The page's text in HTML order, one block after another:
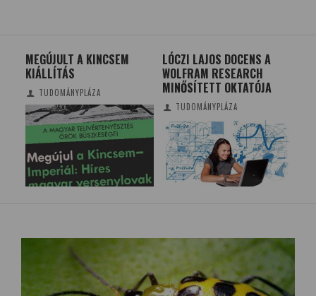
MEGÚJULT A KINCSEM
KIÁLLÍTÁS
TUDOMÁNYPLÁZA
LÓCZI LAJOS DOCENS A
WOLFRAM RESEARCH
MINŐSÍTETT OKTATÓJA
TUDOMÁNYPLÁZA